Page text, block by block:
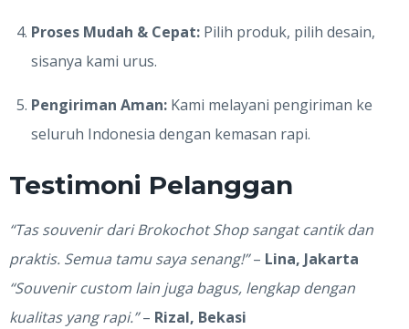
Proses Mudah & Cepat: Pilih produk, pilih desain,
sisanya kami urus.
Pengiriman Aman: Kami melayani pengiriman ke
seluruh Indonesia dengan kemasan rapi.
Testimoni Pelanggan
“Tas souvenir dari Brokochot Shop sangat cantik dan
praktis. Semua tamu saya senang!”– Lina, Jakarta
“Souvenir custom lain juga bagus, lengkap dengan
kualitas yang rapi.”– Rizal, Bekasi